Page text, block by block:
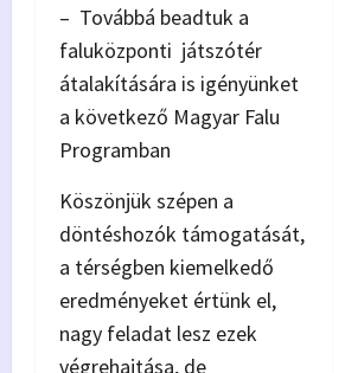
– Továbbá beadtuk a
faluközponti játszótér
átalakítására is igényünket
a következő Magyar Falu
Programban
Köszönjük szépen a
döntéshozók támogatását,
a térségben kiemelkedő
eredményeket értünk el,
nagy feladat lesz ezek
végrehajtása, de